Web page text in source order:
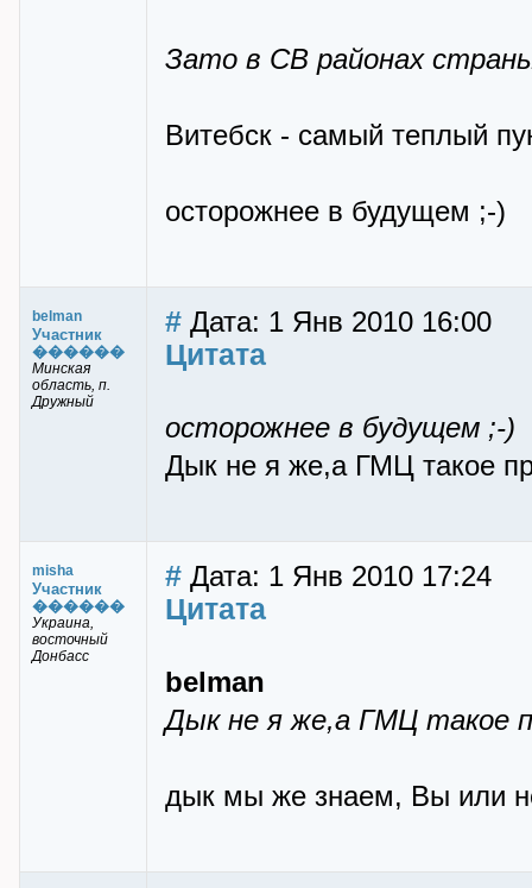
Зато в СВ районах
Витебск - самый теплый
осторожнее в будущем ;-)
belman
Участник
������
Минская
область, п.
Дружный
# Дата: 1 Янв 2010 16:00
Цитата
осторожнее в будущем ;-)
Дык не я же,а ГМЦ такое
misha
Участник
������
Украина,
восточный
Донбасс
# Дата: 1 Янв 2010 17:24
Цитата
belman
Дык не я же,а ГМЦ такое
дык мы же знаем, Вы или